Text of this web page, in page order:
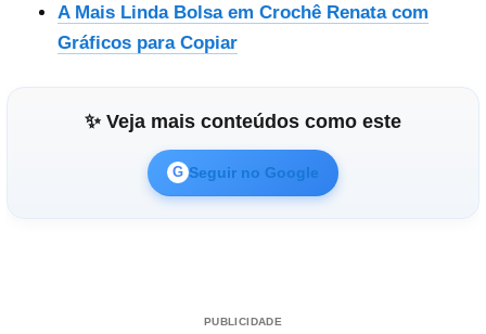
A Mais Linda Bolsa em Crochê Renata com
Gráficos para Copiar
✨ Veja mais conteúdos como este
G Seguir no Google
PUBLICIDADE